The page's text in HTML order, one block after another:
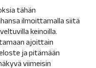
tähän
ilmoittamalla siitä
keinoilla.
ajoittain
ja pitämään
viimeisin